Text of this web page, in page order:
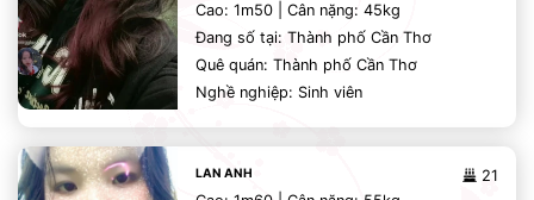
Cao: 1m50 | Cân nặng: 45kg
Đang số tại: Thành phố Cần Thơ
Quê quán: Thành phố Cần Thơ
Nghề nghiệp: Sinh viên
21
LAN ANH